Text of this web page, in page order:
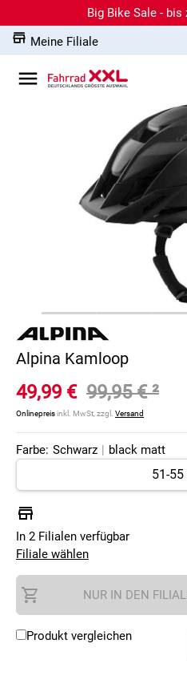
Big Bike Sale - bis
Meine Filiale
Alpina Kamloop
49,99 € 99,95 €²
Onlinepreisinkl. MwSt, zzgl. Versand
Farbe: Schwarz | black matt
In 2 Filialen verfügbar
Filiale wählen
NUR IN DEN
Produkt vergleichen